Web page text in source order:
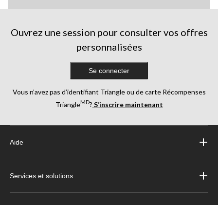
Ouvrez une session pour consulter vos offres
personnalisées
Se connecter
Vous n’avez pas d’identifiant Triangle ou de carte Récompenses
TriangleMD? S’inscrire maintenant
Aide
Services et solutions